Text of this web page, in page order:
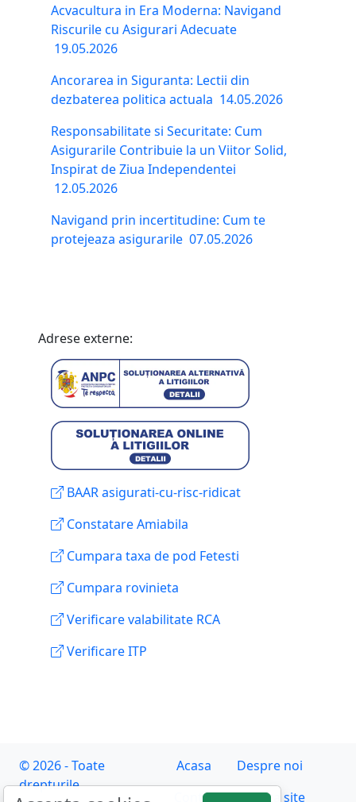
Acvacultura in Era Moderna: Navigand
Riscurile cu Asigurari Adecuate
19.05.2026
Ancorarea in Siguranta: Lectii din
dezbaterea politica actuala 14.05.2026
Responsabilitate si Securitate: Cum
Asigurarile Contribuie la un Viitor Solid,
Inspirat de Ziua Independentei
12.05.2026
Navigand prin incertitudine: Cum te
protejeaza asigurarile 07.05.2026
Adrese externe:
BAAR asigurati-cu-risc-ridicat
Constatare Amiabila
Cumpara taxa de pod Fetesti
Cumpara rovinieta
Verificare valabilitate RCA
Verificare ITP
© 2026 - Toate
drepturile
Acasa
Despre noi
Contact
Harta site